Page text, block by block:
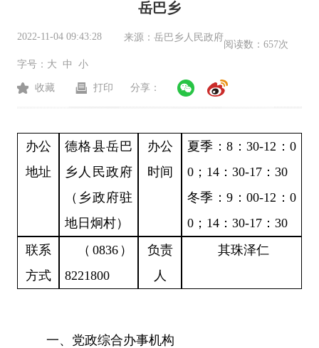
岳巴乡
2022-11-04 09:43:28 来源： 岳巴乡人民政府
阅读数： 657次
字号： 大 中 小
收藏 打印 分享：
办公
地址
德格县岳巴
乡 人民政府
（ 乡政府驻
地日炯村）
办公
时间
夏季：8：30-12：0
0； 14：30-17：30
冬季：9：00-12：0
0；14：30-17：30
联系
方式
（ 0836）
8221800
负责
人
其珠泽仁
一、党政综合办事机构